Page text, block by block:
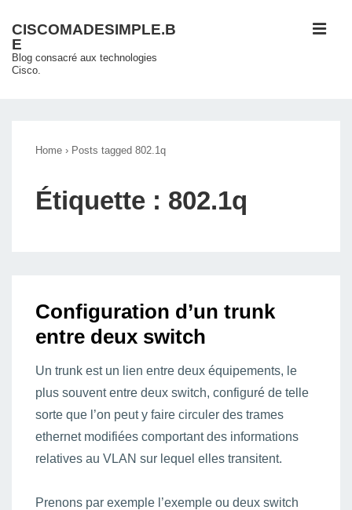
passer
au
contenu
CISCOMADESIMPLE.B
E
Blog consacré aux technologies
Cisco.
Home › Posts tagged 802.1q
Étiquette : 802.1q
Configuration d’un trunk
entre deux switch
Un trunk est un lien entre deux équipements, le
plus souvent entre deux switch, configuré de telle
sorte que l’on peut y faire circuler des trames
ethernet modifiées comportant des informations
relatives au VLAN sur lequel elles transitent.
Prenons par exemple l’exemple ou deux switch